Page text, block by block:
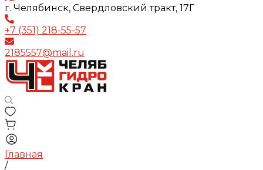
г. Челябинск, Свердловский тракт, 17Г
+7 (351) 218-55-57
2185557@mail.ru
Главная
/